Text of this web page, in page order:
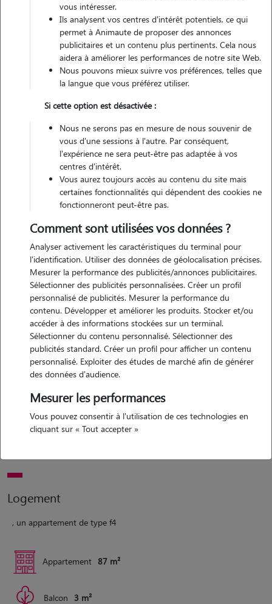
Contacter
L'envoi d'une demande est sans engagement
Motivation
bonjour, je shouaite rendre service aux personnes partant en
vacances et n'ayant personne à qui confier son animal. je suis une
personne de confiance qui en prendra très soin et lui donnera de
l'amour.
Expérience
j'ai eu moi même des chats( ayant eu 19-20ans) et rongeurs, je sais
donner des médicaments, soins etc à l'animal en cas de besoin. cela
Logement
, un appartement de type f4
Appartement 87 m²
Balcon 3 m²
vous intéresser.
Ils analysent vos centres d'intérêt potentiels, ce qui
permet à Animaute de proposer des annonces
publicitaires et un contenu plus pertinents. Cela nous
aidera à améliorer les performances de notre site Web.
Nous pouvons mieux suivre vos préférences, telles que
la langue que vous préférez utiliser.
Si cette option est désactivée :
Nous ne serons pas en mesure de nous souvenir de
vous d'une sessions à l'autre. Par conséquent,
l'expérience ne sera peut-être pas adaptée à vos
centres d'intérêt.
Vous aurez toujours accès au contenu du site mais
certaines fonctionnalités qui dépendent des cookies ne
fonctionneront peut-être pas.
Comment sont utilisées vos données ?
Analyser activement les caractéristiques du terminal pour
l'identification. Utiliser des données de géolocalisation précises.
Mesurer la performance des publicités/annonces publicitaires.
Sélectionner des publicités personnalisées. Créer un profil
personnalisé de publicités. Mesurer la performance du
contenu. Développer et améliorer les produits. Stocker et/ou
accéder à des informations stockées sur un terminal.
Sélectionner du contenu personnalisé. Sélectionner des
publicités standard. Créer un profil pour afficher un contenu
personnalisé. Exploiter des études de marché afin de générer
des données d'audience.
Mesurer les performances
Vous pouvez consentir à l'utilisation de ces technologies en
cliquant sur « Tout accepter »